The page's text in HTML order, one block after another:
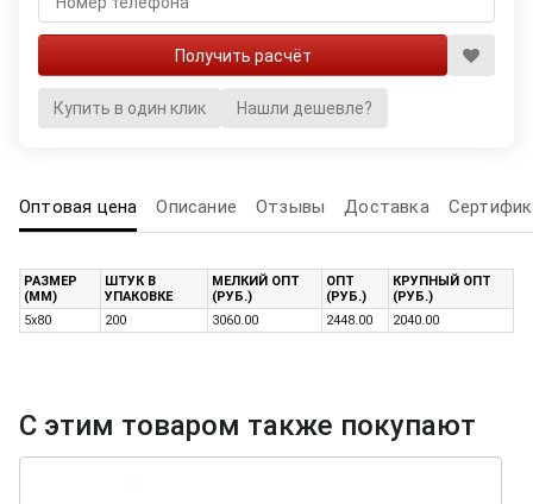
Купить в один клик Нашли дешевле?
Оптовая цена Описание Отзывы Доставка
РАЗМЕР
(ММ)
ШТУК В
УПАКОВКЕ
МЕЛКИЙ ОПТ
(РУБ.)
ОПТ
(РУБ.)
КРУПНЫЙ ОПТ
(РУБ.)
5х80
200 3060.00 2448.00 2040.00
С этим товаром также покупают